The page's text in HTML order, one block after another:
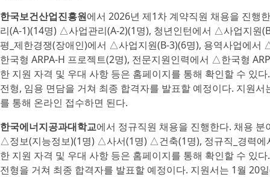
한국보건산업진흥원에서 2026년 제1차 계약직원 채용을 진행
리(A-1)(14명) △사업관리(A-2)(1명), 청년인턴에서 △사업지원
평_제한경쟁(장애인)에서 △사업지원(B-3)(6명), 용역사업에
한국형 ARPA-H 프로젝트(2명), 전문지원인력에서 △한국형
한 지원 자격 및 우대 사항 등은 홈페이지를 통해 확인할 수 있
전형, 임용 면담을 거쳐 최종 합격자를 발표할 예정이다. 지원
를 통해 온라인 접수하면 된다.
한국에너지공과대학교에서 정규직원 채용을 진행한다. 채용
△정보(지능정보)(1명) △사서(1명) △건축(1명), 정규직_경력
한 지원 자격 및 우대 사항 등은 홈페이지를 통해 확인할 수 있
전형을 거쳐 최종 합격자를 발표할 예정이다. 지원서는 1월 20